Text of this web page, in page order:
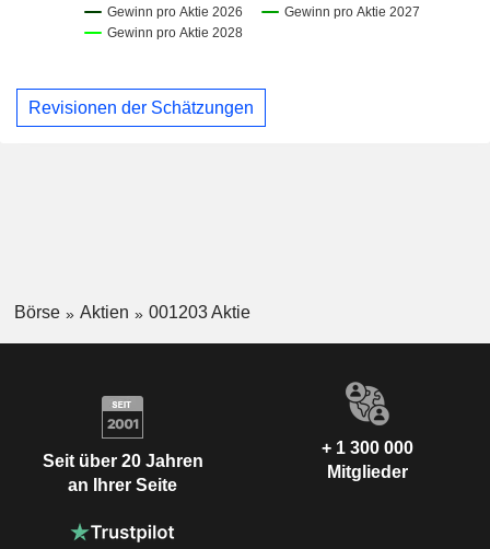
Revisionen der Schätzungen
Börse Aktien 001203 Aktie
Seit über 20 Jahren
an Ihrer Seite
+ 1 300 000
Mitglieder